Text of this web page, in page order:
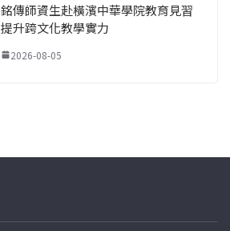
銘傳師資生赴橫濱中華學院教育見習
提升跨文化教學實力
2026-08-05